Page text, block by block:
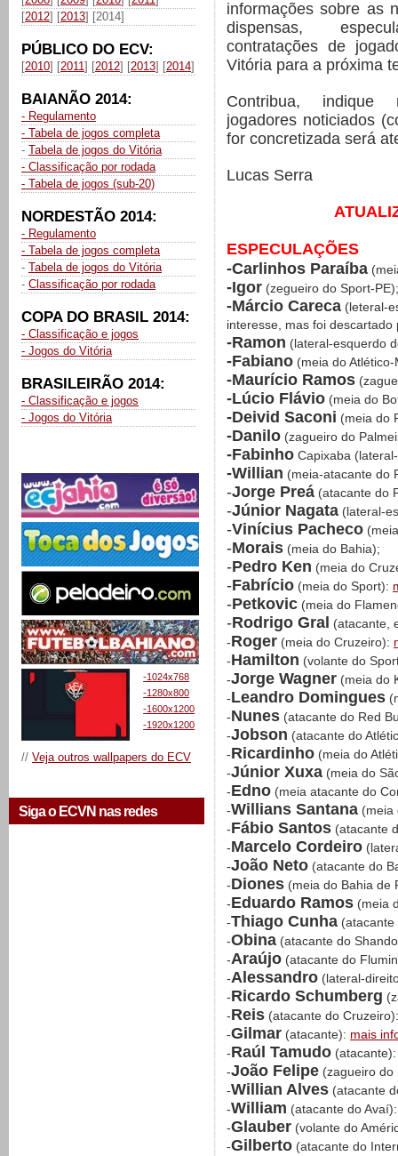
[2012] [2013] [2014]
PÚBLICO DO ECV:
[2010] [2011] [2012] [2013] [2014]
BAIANÃO 2014:
- Regulamento
- Tabela de jogos completa
- Tabela de jogos do Vitória
- Classificação por rodada
- Tabela de jogos (sub-20)
NORDESTÃO 2014:
- Regulamento
- Tabela de jogos completa
- Tabela de jogos do Vitória
- Classificação por rodada
COPA DO BRASIL 2014:
- Classificação e jogos
- Jogos do Vitória
BRASILEIRÃO 2014:
- Classificação e jogos
- Jogos do Vitória
-1024x768
-1280x800
-1600x1200
-1920x1200
// Veja outros wallpapers do ECV
Siga o ECVN nas redes
informações sobre as
dispensas,
contratações de
Vitória para a próxima
Contribua, indique
jogadores noticiados
for concretizada será
Lucas Serra
ESPECULAÇÕES
-Carlinhos Paraíba
-Igor (zegueiro do Sport-PE);
-Márcio Careca (leteral-
interesse, mas foi
-Ramon (lateral-esquerdo
-Fabiano (meia do Atlético-
-Maurício Ramos
-Lúcio Flávio (meia do
-Deivid Saconi (meia do
-Danilo (zagueiro do
-Fabinho Capixaba
-Willian (meia-atacante do
-Jorge Preá (atacante do
-Júnior Nagata (lateral-
-Vinícius Pacheco
-Morais (meia do Bahia);
-Pedro Ken (meia do
-Fabrício (meia do Sport):
-Petkovic (meia do
-Rodrigo Gral (atacante,
-Roger (meia do Cruzeiro):
-Hamilton (volante do
-Jorge Wagner (meia do
-Leandro Domingues
-Nunes (atacante do Red
-Jobson (atacante do
-Ricardinho (meia do
-Júnior Xuxa (meia do
-Edno (meia atacante do
-Willians Santana (meia
-Fábio Santos (atacante
-Marcelo Cordeiro
-João Neto (atacante do
-Diones (meia do Bahia de
-Eduardo Ramos (meia
-Thiago Cunha (atacante
-Obina (atacante do
-Araújo (atacante do
-Alessandro (lateral-
-Ricardo Schumberg
-Reis (atacante do
-Gilmar (atacante): mais
-Raúl Tamudo
-João Felipe (zagueiro
-Willian Alves (atacante
-William (atacante do
-Glauber (volante do
-Gilberto (atacante do